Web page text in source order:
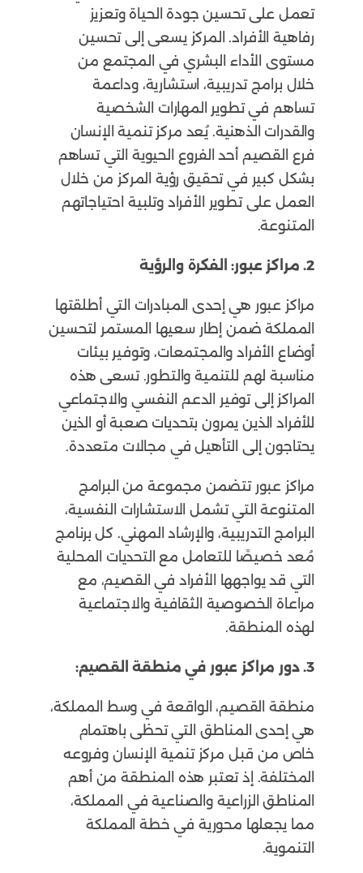
تعمل على تحسين جودة الحياة وتعزيز
رفاهية الأفراد. المركز يسعى إلى تحسين
مستوى الأداء البشري في المجتمع من
خلال برامج تدريبية، استشارية، وداعمة
تساهم في تطوير المهارات الشخصية
والقدرات الذهنية. يُعد مركز تنمية الإنسان
فرع القصيم أحد الفروع الحيوية التي تساهم
بشكل كبير في تحقيق رؤية المركز من خلال
العمل على تطوير الأفراد وتلبية احتياجاتهم
المتنوعة.
2. مراكز عبور: الفكرة والرؤية
مراكز عبور هي إحدى المبادرات التي أطلقتها
المملكة ضمن إطار سعيها المستمر لتحسين
أوضاع الأفراد والمجتمعات، وتوفير بيئات
مناسبة لهم للتنمية والتطور. تسعى هذه
المراكز إلى توفير الدعم النفسي والاجتماعي
للأفراد الذين يمرون بتحديات صعبة أو الذين
يحتاجون إلى التأهيل في مجالات متعددة.
مراكز عبور تتضمن مجموعة من البرامج
المتنوعة التي تشمل الاستشارات النفسية،
البرامج التدريبية، والإرشاد المهني. كل برنامج
مُعد خصيصًا للتعامل مع التحديات المحلية
التي قد يواجهها الأفراد في القصيم، مع
مراعاة الخصوصية الثقافية والاجتماعية
لهذه المنطقة.
3. دور مراكز عبور في منطقة القصيم:
منطقة القصيم، الواقعة في وسط المملكة،
هي إحدى المناطق التي تحظى باهتمام
خاص من قبل مركز تنمية الإنسان وفروعه
المختلفة. إذ تعتبر هذه المنطقة من أهم
المناطق الزراعية والصناعية في المملكة،
مما يجعلها محورية في خطة المملكة
التنموية.